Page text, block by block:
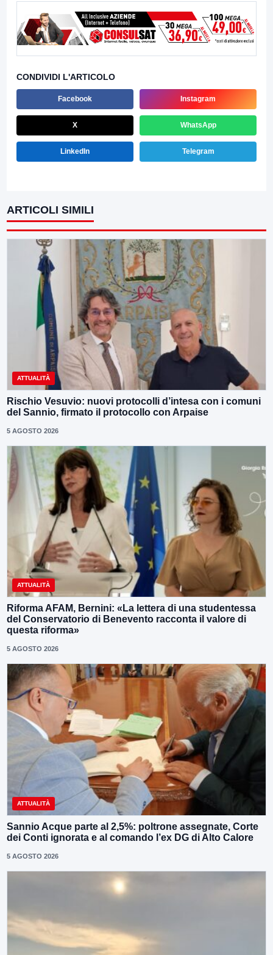
CONDIVIDI L'ARTICOLO
Facebook Instagram
X WhatsApp
LinkedIn Telegram
ARTICOLI SIMILI
ATTUALITÀ
Rischio Vesuvio: nuovi protocolli d’intesa con i comuni
del Sannio, firmato il protocollo con Arpaise
5 AGOSTO 2026
ATTUALITÀ
Riforma AFAM, Bernini: «La lettera di una studentessa
del Conservatorio di Benevento racconta il valore di
questa riforma»
5 AGOSTO 2026
ATTUALITÀ
Sannio Acque parte al 2,5%: poltrone assegnate, Corte
dei Conti ignorata e al comando l’ex DG di Alto Calore
5 AGOSTO 2026